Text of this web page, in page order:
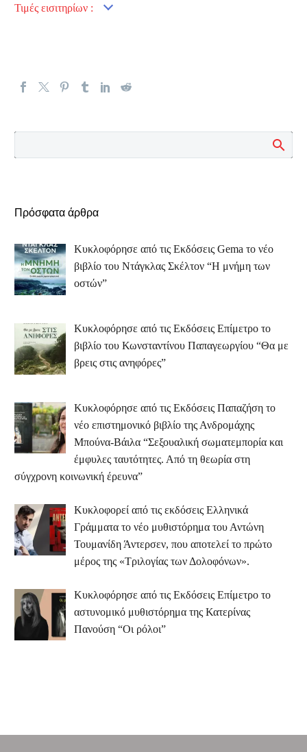
Τιμές εισιτηρίων :
Πρόσφατα άρθρα
Κυκλοφόρησε από τις Εκδόσεις Gema το νέο
βιβλίο του Ντάγκλας Σκέλτον “Η μνήμη των
οστών”
Κυκλοφόρησε από τις Εκδόσεις Επίμετρο το
βιβλίο του Κωνσταντίνου Παπαγεωργίου “Θα με
βρεις στις ανηφόρες”
Κυκλοφόρησε από τις Εκδόσεις Παπαζήση το
νέο επιστημονικό βιβλίο της Ανδρομάχης
Μπούνα-Βάιλα “Σεξουαλική σωματεμπορία και
έμφυλες ταυτότητες. Από τη θεωρία στη
σύγχρονη κοινωνική έρευνα”
Κυκλοφορεί από τις εκδόσεις Ελληνικά
Γράμματα το νέο μυθιστόρημα του Αντώνη
Τουμανίδη Άντερσεν, που αποτελεί το πρώτο
μέρος της «Τριλογίας των Δολοφόνων».
Κυκλοφόρησε από τις Εκδόσεις Επίμετρο το
αστυνομικό μυθιστόρημα της Κατερίνας
Πανούση “Οι ρόλοι”